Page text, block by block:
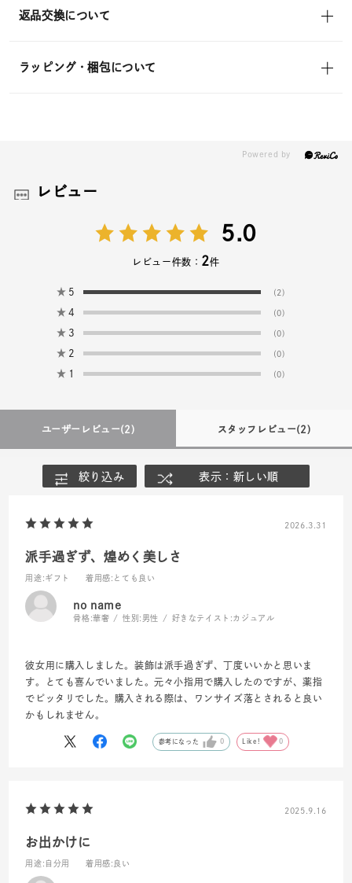
返品交換について
ラッピング・梱包について
レビュー
5.0
レビュー件数： 2件
★ 5 (2)
★ 4 (0)
★ 3 (0)
★ 2 (0)
★ 1 (0)
ユーザーレビュー(2) スタッフレビュー(2)
絞り込み 表示：新しい順
2026.3.31
派手過ぎず、煌めく美しさ
用途 :ギフト 着用感 :とても良い
no name
骨格:華奢 性別: 男性 好きなテイスト: カジュアル
彼女用に購入しました。装飾は派手過ぎず、丁度いいかと思いま
す。とても喜んでいました。元々小指用で購入したのですが、薬指
でピッタリでした。購入される際は、ワンサイズ落とされると良い
かもしれません。
参考になった 0 Like! 0
2025.9.16
お出かけに
用途 :自分用 着用感 :良い